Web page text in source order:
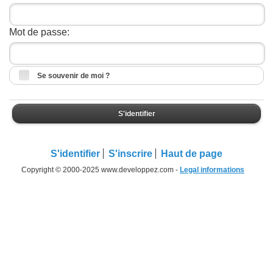
Mot de passe:
Se souvenir de moi ?
S'identifier
S'identifier S'inscrire Haut de page
Copyright © 2000-2025 www.developpez.com - Legal informations